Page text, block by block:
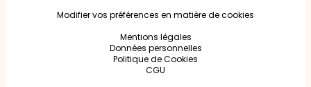
Modifier vos préférences en matière de cookies
Mentions légales
Données personnelles
Politique de Cookies
CGU